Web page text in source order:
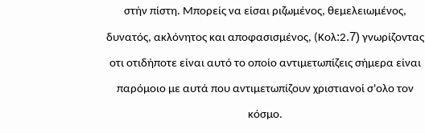
στήν πίστη. Μπορείς να είσαι ριζωμένος, θεμελειωμένος,
δυνατός, ακλόνητος και αποφασισμένος, (Κολ:2.7) γνωρίζοντας
οτι οτιδήποτε είναι αυτό το οποίο αντιμετωπίζεις σήμερα είναι
παρόμοιο με αυτά που αντιμετωπίζουν χριστιανοί σ'ολο τον
κόσμο.